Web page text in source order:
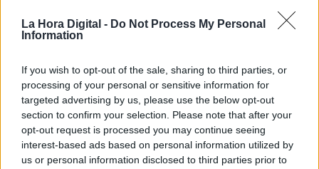
La Hora Digital - Do Not Process My Personal
Information
If you wish to opt-out of the sale, sharing to third parties, or
processing of your personal or sensitive information for
targeted advertising by us, please use the below opt-out
section to confirm your selection. Please note that after your
opt-out request is processed you may continue seeing
interest-based ads based on personal information utilized by
us or personal information disclosed to third parties prior to
VIERNES, 12 JULIO 2019